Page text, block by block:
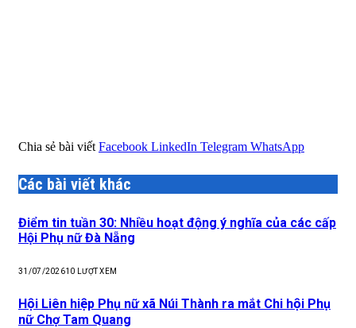
Chia sẻ bài viết Facebook LinkedIn Telegram WhatsApp
Các bài viết khác
Điểm tin tuần 30: Nhiều hoạt động ý nghĩa của các cấp
Hội Phụ nữ Đà Nẵng
31/07/202610 LƯỢT XEM
Hội Liên hiệp Phụ nữ xã Núi Thành ra mắt Chi hội Phụ
nữ Chợ Tam Quang